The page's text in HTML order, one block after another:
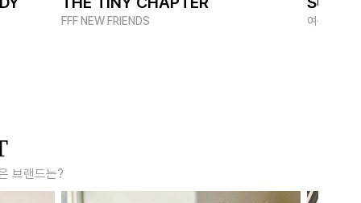
FFF NEW FRIENDS 여름 멋쟁
브랜드는?